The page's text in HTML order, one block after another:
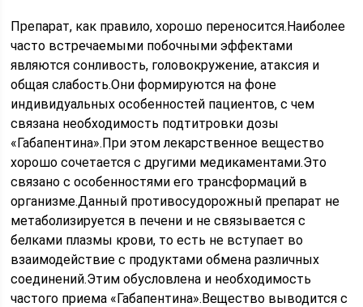
Препарат, как правило, хорошо переносится.Наиболее
часто встречаемыми побочными эффектами
являются сонливость, головокружение, атаксия и
общая слабость.Они формируются на фоне
индивидуальных особенностей пациентов, с чем
связана необходимость подтитровки дозы
«Габапентина».При этом лекарственное вещество
хорошо сочетается с другими медикаментами.Это
связано с особенностями его трансформаций в
организме.Данный противосудорожный препарат не
метаболизируется в печени и не связывается с
белками плазмы крови, то есть не вступает во
взаимодействие с продуктами обмена различных
соединений.Этим обусловлена и необходимость
частого приема «Габапентина».Вещество выводится с